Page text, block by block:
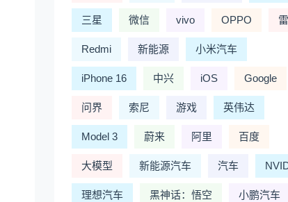
三星 微信 vivo OPPO
Redmi 新能源 小米汽车
iPhone 16 中兴 iOS Google
问界 索尼 游戏 英伟达
Model 3 蔚来 阿里 百度
大模型 新能源汽车 汽车
理想汽车 黑神话：悟空 小鹏汽车